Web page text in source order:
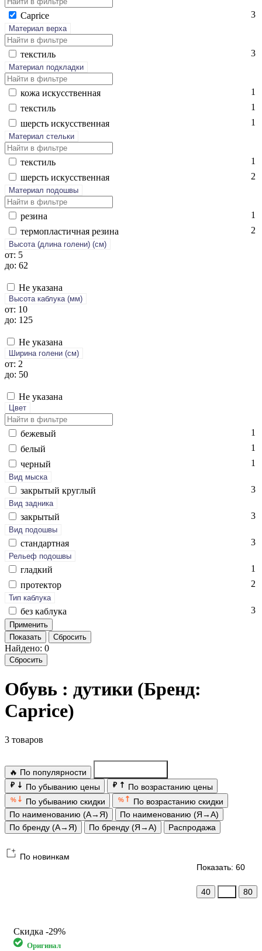
Cap­ri­ce 3
Материал верха
текс­тиль 3
Материал подкладки
ко­жа ис­кусс­твен­ная
1
текс­тиль
1
шерсть ис­кусс­твен­ная
1
Материал стельки
текс­тиль
1
шерсть ис­кусс­твен­ная
2
Материал подошвы
ре­зина
1
тер­моплас­тичная ре­зина
2
Высота (длина голени) (cм)
от: 5
до: 62
Не указана
Высота каблука (мм)
от: 10
до: 125
Не указана
Ширина голени (см)
от: 2
до: 50
Не указана
Цвет
бе­жевый
1
бе­лый
1
чер­ный
1
Вид мыска
зак­ры­тый круг­лый 3
Вид задника
зак­ры­тый 3
Вид подошвы
стан­дарт­ная 3
Рельеф подошвы
глад­кий
1
про­тек­тор
2
Тип каблука
без каб­лу­ка 3
Показать Сбросить
Найдено: 0
Сбросить
Обувь : дутики (Бренд:
Caprice)
3 товаров
🔥 По популярности
₽ По убыванию цены ₽ По возрастанию цены
% По убыванию скидки %
По возрастанию скидки
По наименованию (А→Я)
По наименованию (Я→А)
По бренду (А→Я)
По бренду (Я→А) Распродажа
По новинкам
Показать: 60
40 80
Скидка -29%
Оригинал